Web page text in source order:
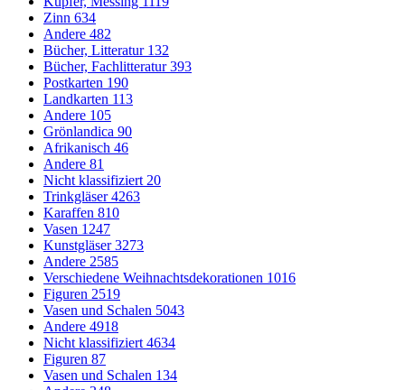
Zinn 634
Andere 482
Bücher, Litteratur 132
Bücher, Fachlitteratur393
Postkarten 190
Landkarten 113
Andere 105
Grönlandica 90
Afrikanisch 46
Andere 81
Nicht klassifiziert 20
Trinkgläser4263
Karaffen 810
Vasen 1247
Kunstgläser3273
Andere 2585
Verschiedene Weihnachtsdekorationen 1016
Figuren 2519
Vasen und Schalen 5043
Andere 4918
Nicht klassifiziert 4634
Figuren 87
Vasen und Schalen 134